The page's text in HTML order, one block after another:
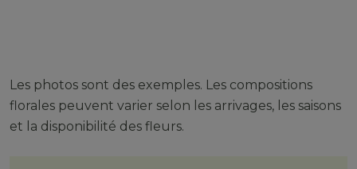
Les photos sont des exemples. Les compositions
florales peuvent varier selon les arrivages, les saisons
et la disponibilité des fleurs.